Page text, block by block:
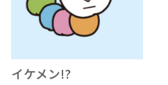
イケメン!?